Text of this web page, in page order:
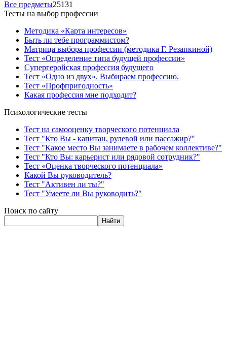
Все предметы25131
Тесты на выбор профессии
Методика «Карта интересов»
Быть ли тебе программистом?
Матрица выбора профессии (методика Г. Резапкиной)
Тест «Определение типа будущей профессии»
Супергеройская профессия будущего
Тест «Одно из двух». Выбираем профессию.
Тест «Профпригодность»
Какая профессия мне подходит?
Психологические тесты
Тест на самооценку творческого потенциала
Тест "Кто Вы - капитан, рулевой или пассажир?"
Тест "Какое место Вы занимаете в рабочем коллективе?"
Тест "Кто Вы: карьерист или рядовой сотрудник?"
Тест «Оценка творческого потенциала»
Какой Вы руководитель?
Тест "Активен ли ты?"
Тест "Умеете ли Вы руководить?"
Поиск по сайту
Найти